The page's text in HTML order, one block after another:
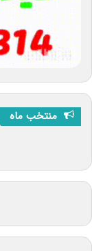
منتخب ماه